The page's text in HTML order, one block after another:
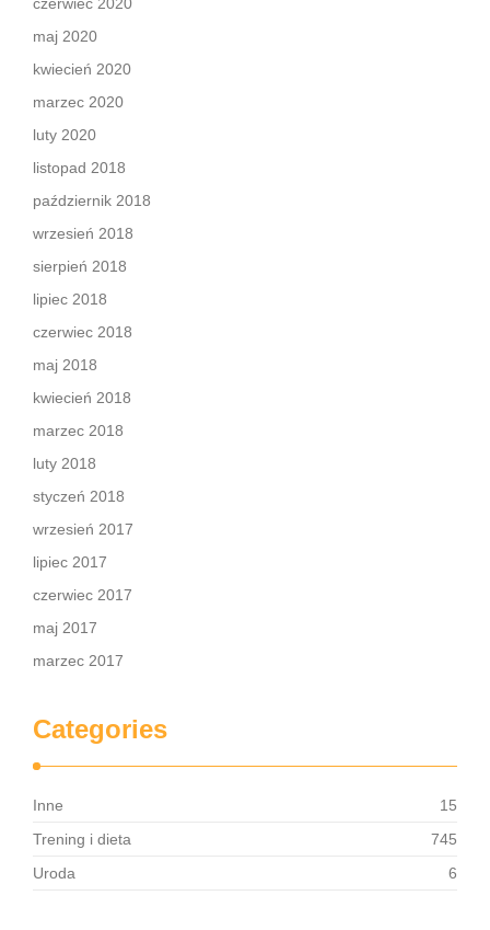
maj 2020
kwiecień 2020
marzec 2020
luty 2020
listopad 2018
październik 2018
wrzesień 2018
sierpień 2018
lipiec 2018
czerwiec 2018
maj 2018
kwiecień 2018
marzec 2018
luty 2018
styczeń 2018
wrzesień 2017
lipiec 2017
czerwiec 2017
maj 2017
marzec 2017
Categories
Inne
15
Trening i dieta
745
Uroda
6